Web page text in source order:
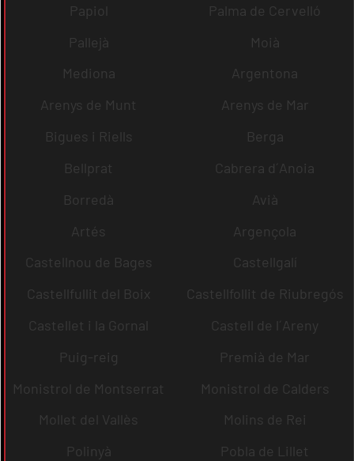
Papiol
Palma de Cervelló
Pallejà
Moià
Mediona
Argentona
Arenys de Munt
Arenys de Mar
Bigues i Riells
Berga
Bellprat
Cabrera d´Anoia
Borredà
Avià
Artés
Argençola
Castellnou de Bages
Castellgalí
Castellfullit del Boix
Castellfollit de Riubregós
Castellet i la Gornal
Castell de l´Areny
Puig-reig
Premià de Mar
Monistrol de Montserrat
Monistrol de Calders
Mollet del Vallès
Molins de Rei
Polinyà
Pobla de Lillet